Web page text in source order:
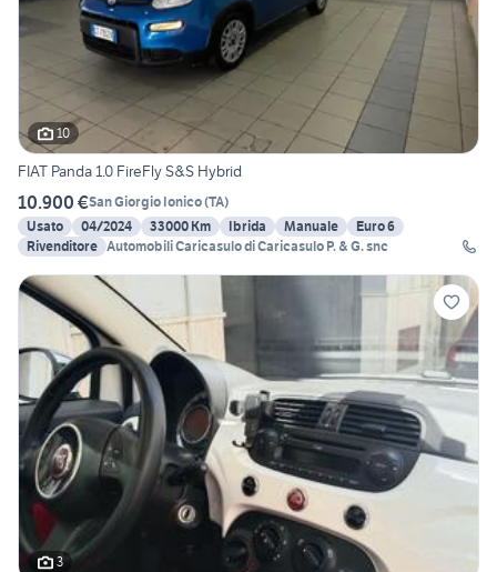
10
FIAT Panda 1.0 FireFly S&S Hybrid
10.900 €San Giorgio Ionico(TA)
Usato
04/2024 33000 Km Ibrida Manuale
Euro 6
Rivenditore Automobili Caricasulo di Caricasulo P. & G. snc
3